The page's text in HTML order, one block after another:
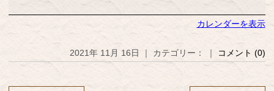
カレンダーを表示
2021年 11月 16日 ｜ カテゴリー： ｜ コメント (0)